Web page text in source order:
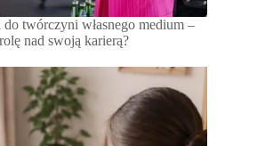
twórczyni własnego medium –
nad swoją karierą?